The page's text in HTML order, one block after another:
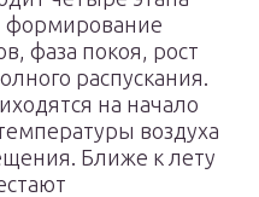
формирование
фаза покоя, рост
распускания.
на начало
воздуха
Ближе к лету